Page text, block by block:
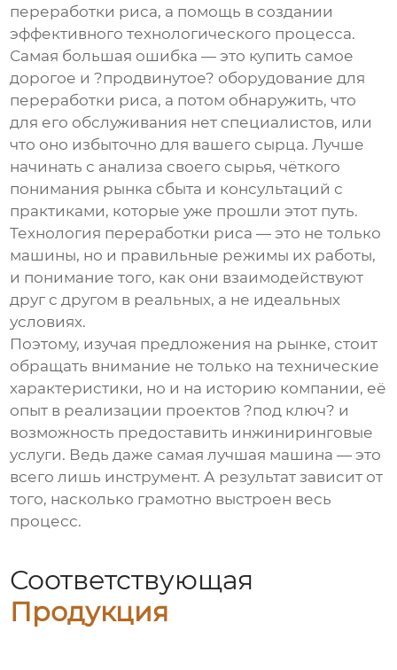
переработки риса, а помощь в создании
эффективного технологического процесса.
Самая большая ошибка — это купить самое
дорогое и ?продвинутое? оборудование для
переработки риса, а потом обнаружить, что
для его обслуживания нет специалистов, или
что оно избыточно для вашего сырца. Лучше
начинать с анализа своего сырья, чёткого
понимания рынка сбыта и консультаций с
практиками, которые уже прошли этот путь.
Технология переработки риса — это не только
машины, но и правильные режимы их работы,
и понимание того, как они взаимодействуют
друг с другом в реальных, а не идеальных
условиях.
Поэтому, изучая предложения на рынке, стоит
обращать внимание не только на технические
характеристики, но и на историю компании, её
опыт в реализации проектов ?под ключ? и
возможность предоставить инжиниринговые
услуги. Ведь даже самая лучшая машина — это
всего лишь инструмент. А результат зависит от
того, насколько грамотно выстроен весь
процесс.
Соответствующая
Продукция